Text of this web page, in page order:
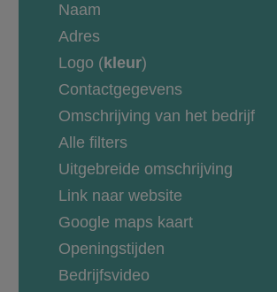
Naam
Adres
Logo ( kleur)
Contactgegevens
Omschrijving van het bedrijf
Alle filters
Uitgebreide omschrijving
Link naar website
Google maps kaart
Openingstijden
Bedrijfsvideo